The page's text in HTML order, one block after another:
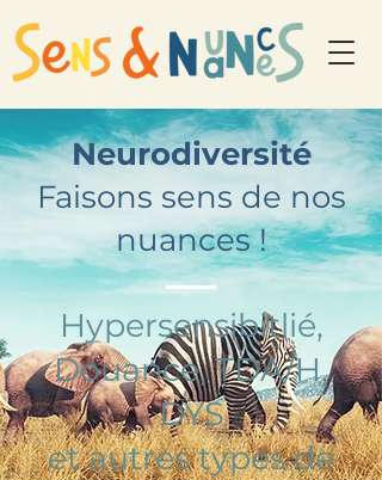
Neurodiversité
Faisons sens de nos
nuances !
Hypersensibitlié,
Douance, TDA/H,
DYS
et autres types de